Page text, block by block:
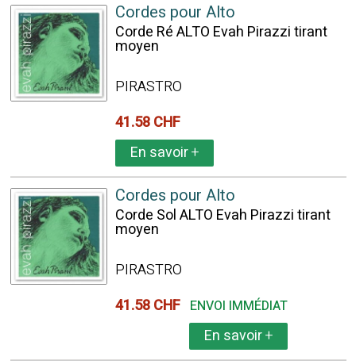
Cordes pour Alto
Corde Ré ALTO Evah Pirazzi tirant
moyen
PIRASTRO
41.58 CHF
En savoir+
Cordes pour Alto
Corde Sol ALTO Evah Pirazzi tirant
moyen
PIRASTRO
41.58 CHF ENVOI IMMÉDIAT
En savoir+